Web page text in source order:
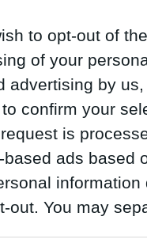
to opt-out of
of your
advertising by
confirm your
is
based ads based
out. You may